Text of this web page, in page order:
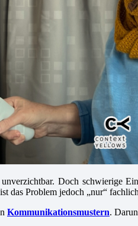
Doch schwierige
das Problem jedoch „nur“
Kommunikationsmustern.